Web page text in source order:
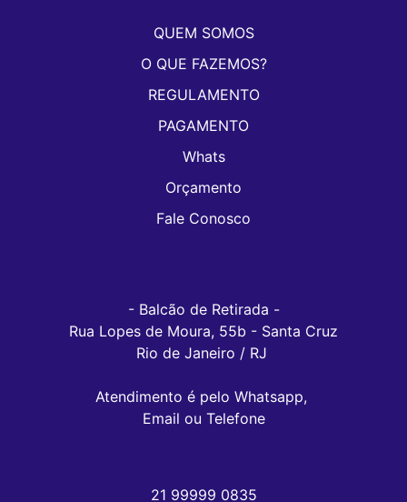
QUEM SOMOS
O QUE FAZEMOS?
REGULAMENTO
PAGAMENTO
Whats
Orçamento
Fale Conosco
- Balcão de Retirada -
Rua Lopes de Moura, 55b - Santa Cruz
Rio de Janeiro / RJ
Atendimento é pelo Whatsapp,
Email ou Telefone
21 99999 0835